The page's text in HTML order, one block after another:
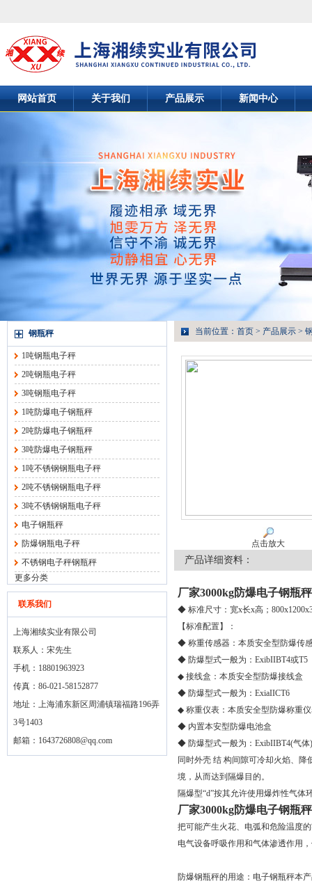
网站首页 关于我们 产品展示 新闻中心
钢瓶秤
1吨钢瓶电子秤
2吨钢瓶电子秤
3吨钢瓶电子秤
1吨防爆电子钢瓶秤
2吨防爆电子钢瓶秤
3吨防爆电子钢瓶秤
1吨不锈钢钢瓶电子秤
2吨不锈钢钢瓶电子秤
3吨不锈钢钢瓶电子秤
电子钢瓶秤
防爆钢瓶电子秤
不锈钢电子秤钢瓶秤
更多分类
联系我们
上海湘续实业有限公司
联系人：宋先生
手机：18801963923
传真：86-021-58152877
地址：上海浦东新区周浦镇瑞福路196弄
3号1403
邮箱： 1643726808@qq.com
当前位置： 首页 > 产品展示 >
点击放大
产品详细资料：
厂家3000kg防爆电子钢瓶秤
◆ 标准尺寸：宽x长x高；
【标准配置】：
◆ 称重传感器：本质安全型防爆传
◆ 防爆型式一般为：ExibIIBT4或T5
◆ 接线盒：本质安全型防爆接线盒
◆ 防爆型式一般为：ExiaIICT6
◆ 称重仪表：本质安全型防爆称重
◆ 内置本安型防爆电池盒
◆ 防爆型式一般为：ExibIIBT4(气体
同时外壳 结 构间隙可冷却火焰、
境，从而达到隔爆目的。
隔爆型“d”按其允许使用爆炸性气
厂家3000kg防爆电子钢瓶秤
把可能产生火花、电弧和危险温度
电气设备呼吸作用和气体渗透作用
防爆钢瓶秤的用途：电子钢瓶秤本